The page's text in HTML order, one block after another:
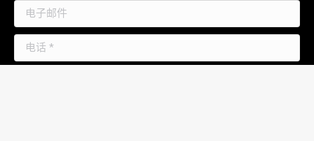
电子邮件
电话 *